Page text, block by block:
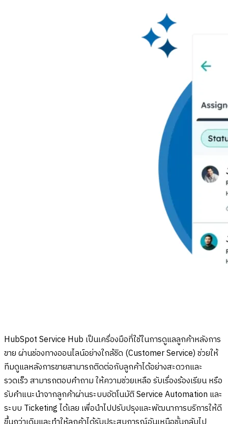
HubSpot Service Hub เป็นเครื่องมือที่ใช้ในการดูแลลูกค้าหลังการ
ขาย ผ่านช่องทางออนไลน์อย่างใกล้ชิด (Customer Service) ช่วยให้
ทีมดูแลหลังการขายสามารถติดต่อกับลูกค้าได้อย่างสะดวกและ
รวดเร็ว สามารถตอบคำถาม ให้ความช่วยเหลือ รับเรื่องร้องเรียน หรือ
รับคำแนะนำจากลูกค้าผ่านระบบอัตโนมัติ Service Automation และ
ระบบ Ticketing ได้เลย เพื่อนำไปปรับปรุงและพัฒนาการบริการให้ดี